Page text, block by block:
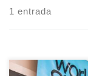
1 entrada